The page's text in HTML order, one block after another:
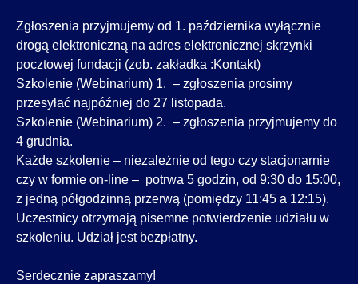
Zgłoszenia przyjmujemy od 1. października wyłącznie
drogą elektroniczną na adres elektronicznej skrzynki
pocztowej fundacji (zob. zakładka :Kontakt)
Szkolenie (Webinarium) 1. – zgłoszenia prosimy
przesyłać najpóźniej do 27 listopada.
Szkolenie (Webinarium) 2. – zgłoszenia przyjmujemy do
4 grudnia.
Każde szkolenie – niezależnie od tego czy stacjonarnie
czy w formie on-line – potrwa 5 godzin, od 9:30 do 15:00,
z jedną półgodzinną przerwą (pomiędzy 11:45 a 12:15).
Uczestnicy otrzymają pisemne potwierdzenie udziału w
szkoleniu. Udział jest bezpłatny.
Serdecznie zapraszamy!